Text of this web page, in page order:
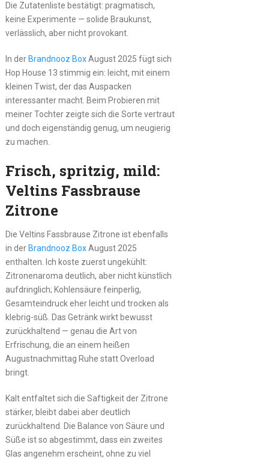
Die Zutatenliste bestätigt: pragmatisch,
keine Experimente — solide Braukunst,
verlässlich, aber nicht provokant.
In der Brandnooz BoxAugust 2025 fügt sich
Hop House 13 stimmig ein: leicht, mit einem
kleinen Twist, der das Auspacken
interessanter macht. Beim Probieren mit
meiner Tochter zeigte sich die Sorte vertraut
und doch eigenständig genug, um neugierig
zu machen.
Frisch, spritzig, mild:
Veltins Fassbrause
Zitrone
Die Veltins Fassbrause Zitrone ist ebenfalls
in der Brandnooz BoxAugust 2025
enthalten. Ich koste zuerst ungekühlt:
Zitronenaroma deutlich, aber nicht künstlich
aufdringlich; Kohlensäure feinperlig,
Gesamteindruck eher leicht und trocken als
klebrig-süß. Das Getränk wirkt bewusst
zurückhaltend — genau die Art von
Erfrischung, die an einem heißen
Augustnachmittag Ruhe statt Overload
bringt.
Kalt entfaltet sich die Saftigkeit der Zitrone
stärker, bleibt dabei aber deutlich
zurückhaltend. Die Balance von Säure und
Süße ist so abgestimmt, dass ein zweites
Glas angenehm erscheint, ohne zu viel